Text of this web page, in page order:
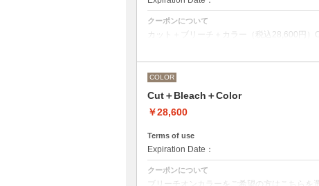
クーポンについて
カット＋ブリーチ＋カラー（税込28,600円）
ブリーチオンカラーをご希望の方はこちらを
OLAPLEXを使うことでダメージを軽減させ
●ご希望の色やカラー履歴、デザインによっ
M ¥＋1100 L¥＋1650 LL¥＋2200
COLOR
Cut＋Bleach＋Color
￥28,600
Terms of use
Expiration Date：
クーポンについて
ブリーチオンカラーをご希望の方はこちらを